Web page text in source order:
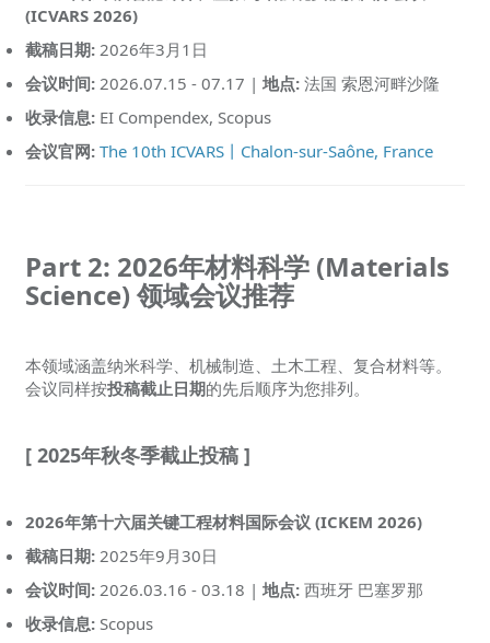
(ICVARS 2026)
截稿日期:2026年3月1日
会议时间:2026.07.15 - 07.17 | 地点:法国 索恩河畔沙隆
收录信息:EI Compendex, Scopus
会议官网: The 10th ICVARS丨Chalon-sur-Saône, France
Part 2: 2026年材料科学 (Materials
Science) 领域会议推荐
本领域涵盖纳米科学、机械制造、土木工程、复合材料等。
会议同样按投稿截止日期的先后顺序为您排列。
[ 2025年秋冬季截止投稿 ]
2026年第十六届关键工程材料国际会议 (ICKEM 2026)
截稿日期:2025年9月30日
会议时间:2026.03.16 - 03.18 | 地点:西班牙 巴塞罗那
收录信息:Scopus